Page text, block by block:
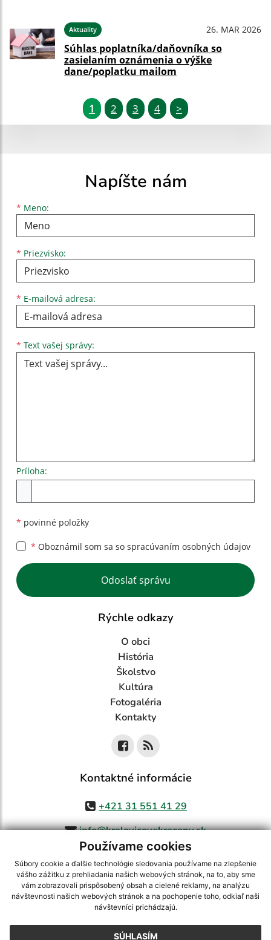
Používame cookies
Súbory cookie a ďalšie technológie sledovania používame na zlepšenie
vášho zážitku z prehliadania našich webových stránok, na to, aby sme
vám zobrazovali prispôsobený obsah a cielené reklamy, na analýzu
návštevnosti našich webových stránok a na pochopenie toho, odkiaľ naši
návštevníci prichádzajú.
SÚHLASÍM
Aktuality 26. MAR 2026
Súhlas poplatníka/daňovníka so
zasielaním oznámenia o výške
dane/poplatku mailom
1 2 3 4 >
Napíšte nám
* Meno:
Meno
* Priezvisko:
Priezvisko
* E-mailová adresa:
E-mailová adresa
* Text vašej správy:
Príloha:
* povinné položky
* Oboznámil som sa so spracúvaním osobných údajov
Google reCaptcha Response
Odoslať správu
Rýchle odkazy
O obci
História
Školstvo
Kultúra
Fotogaléria
Kontakty
Kontaktné informácie
+421 31 551 41 29
info@kralovicovekracany.sk
využite možnosť získavania aktuálnych informácií s využitím RSS
CMS systém (redakčný) systém ECHELON 2,Mapa stránok,web portál
webex.digital, s.r.o.,domény,registrácia domény